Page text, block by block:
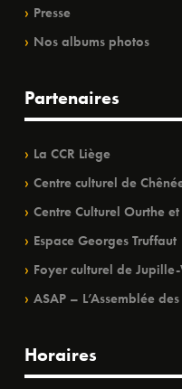
Presse
Nos albums photos
Partenaires
La CCR Liège
Centre culturel de
Centre Culturel Ourthe
Espace Georges Truffaut
Foyer culturel de
ASAP – L’Assemblée
Horaires